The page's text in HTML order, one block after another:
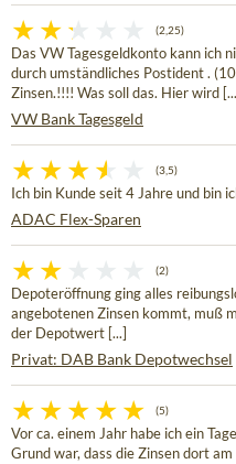
(2,25)
Das VW Tagesgeldkonto kann ich
durch umständliches Postident .
Zinsen.!!!! Was soll das. Hier wird [...]
VW Bank Tagesgeld
(3,5)
Ich bin Kunde seit 4 Jahre und bin
ADAC Flex-Sparen
(2)
Depoteröffnung ging alles
angebotenen Zinsen kommt, muß
der Depotwert [...]
Privat: DAB Bank Depotwechsel
(5)
Vor ca. einem Jahr habe ich ein
Grund war, dass die Zinsen dort